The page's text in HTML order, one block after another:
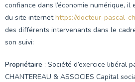
confiance dans l’économie numérique,
du site internethttps://docteur-pascal-
des différents intervenants dans le
son suivi:
Propriétaire : Société d’exercice libéral
CHANTEREAU & ASSOCIES Capital